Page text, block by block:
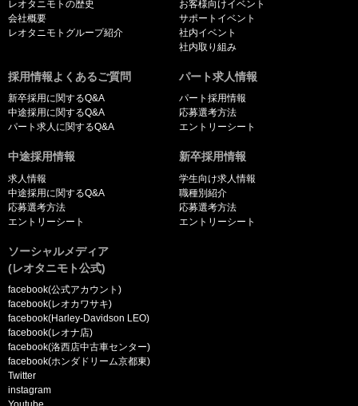
レオタニモトの歴史
会社概要
レオタニモトグループ紹介
お客様向けイベント
サポートイベント
社内イベント
社内取り組み
採用情報よくあるご質問
新卒採用に関するQ&A
中途採用に関するQ&A
パート求人に関するQ&A
パート求人情報
パート採用情報
応募選考方法
エントリーシート
中途採用情報
求人情報
中途採用に関するQ&A
応募選考方法
エントリーシート
新卒採用情報
学生向け求人情報
職種別紹介
応募選考方法
エントリーシート
ソーシャルメディア
(レオタニモト公式)
facebook(公式アカウント)
facebook(レオカワサキ)
facebook(Harley-Davidson LEO)
facebook(レオナ店)
facebook(洛西店中古車センター)
facebook(ホンダドリーム京都東)
Twitter
instagram